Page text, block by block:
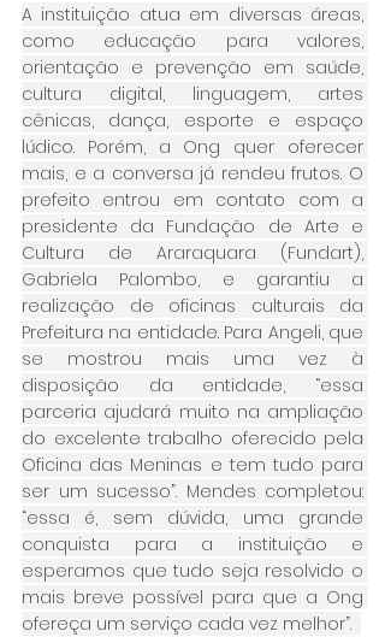
A instituição atua em diversas áreas,
como educação para valores,
orientação e prevenção em saúde,
cultura digital, linguagem, artes
cênicas, dança, esporte e espaço
lúdico. Porém, a Ong quer oferecer
mais, e a conversa já rendeu frutos. O
prefeito entrou em contato com a
presidente da Fundação de Arte e
Cultura de Araraquara (Fundart),
Gabriela Palombo, e garantiu a
realização de oficinas culturais da
Prefeitura na entidade. Para Angeli, que
se mostrou mais uma vez à
disposição da entidade, “essa
parceria ajudará muito na ampliação
do excelente trabalho oferecido pela
Oficina das Meninas e tem tudo para
ser um sucesso”. Mendes completou:
“essa é, sem dúvida, uma grande
conquista para a instituição e
esperamos que tudo seja resolvido o
mais breve possível para que a Ong
ofereça um serviço cada vez melhor”.